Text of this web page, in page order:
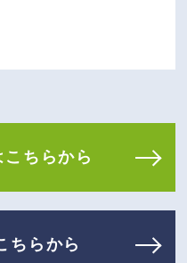
ちらから
ちらから